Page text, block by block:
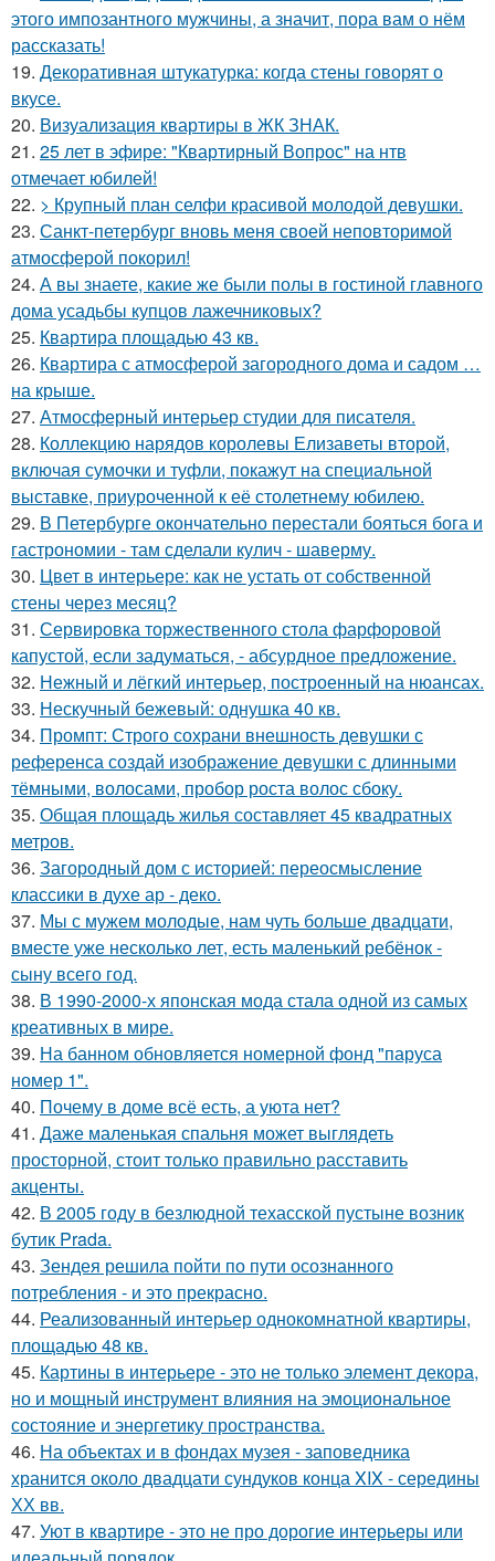
этого импозантного мужчины, а значит, пора вам о нём
рассказать!
19. Декоративная штукатурка: когда стены говорят о
вкусе.
20. Визуализация квартиры в ЖК ЗНАК.
21. 25 лет в эфире: "Квартирный Вопрос" на нтв
отмечает юбилей!
22. > Крупный план селфи красивой молодой девушки.
23. Санкт-петербург вновь меня своей неповторимой
атмосферой покорил!
24. А вы знаете, какие же были полы в гостиной главного
дома усадьбы купцов лажечниковых?
25. Квартира площадью 43 кв.
26. Квартира с атмосферой загородного дома и садом …
на крыше.
27. Атмосферный интерьер студии для писателя.
28. Коллекцию нарядов королевы Елизаветы второй,
включая сумочки и туфли, покажут на специальной
выставке, приуроченной к её столетнему юбилею.
29. В Петербурге окончательно перестали бояться бога и
гастрономии - там сделали кулич - шаверму.
30. Цвет в интерьере: как не устать от собственной
стены через месяц?
31. Сервировка торжественного стола фарфоровой
капустой, если задуматься, - абсурдное предложение.
32. Нежный и лёгкий интерьер, построенный на нюансах.
33. Нескучный бежевый: однушка 40 кв.
34. Промпт: Строго сохрани внешность девушки с
референса создай изображение девушки с длинными
тёмными, волосами, пробор роста волос сбоку.
35. Общая площадь жилья составляет 45 квадратных
метров.
36. Загородный дом с историей: переосмысление
классики в духе ар - деко.
37. Мы с мужем молодые, нам чуть больше двадцати,
вместе уже несколько лет, есть маленький ребёнок -
сыну всего год.
38. В 1990-2000-х японская мода стала одной из самых
креативных в мире.
39. На банном обновляется номерной фонд "паруса
номер 1".
40. Почему в доме всё есть, а уюта нет?
41. Даже маленькая спальня может выглядеть
просторной, стоит только правильно расставить
акценты.
42. В 2005 году в безлюдной техасской пустыне возник
бутик Prada.
43. Зендея решила пойти по пути осознанного
потребления - и это прекрасно.
44. Реализованный интерьер однокомнатной квартиры,
площадью 48 кв.
45. Картины в интерьере - это не только элемент декора,
но и мощный инструмент влияния на эмоциональное
состояние и энергетику пространства.
46. На объектах и в фондах музея - заповедника
хранится около двадцати сундуков конца XIX - середины
ХХ вв.
47. Уют в квартире - это не про дорогие интерьеры или